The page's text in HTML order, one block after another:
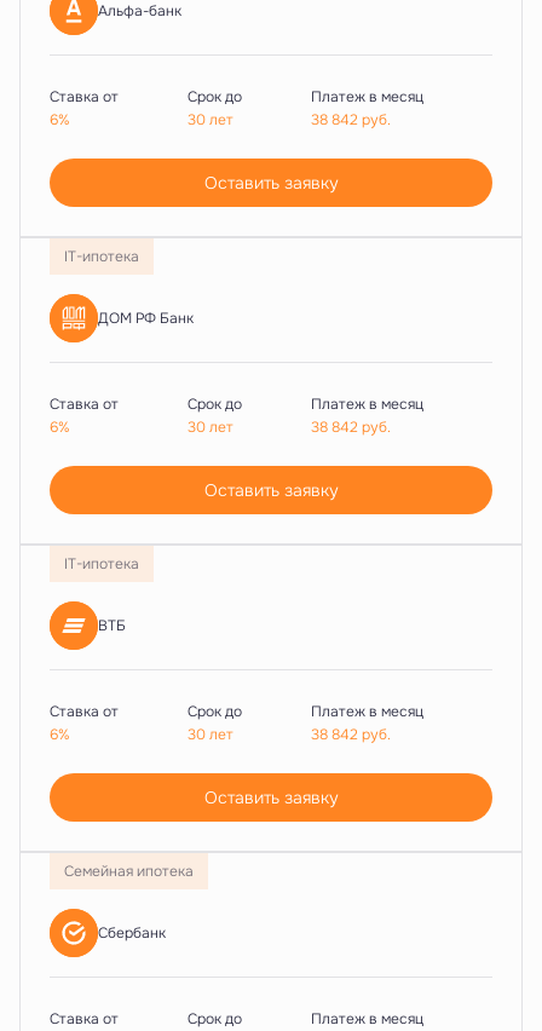
Альфа-банк
Ставка от
6%
Срок до
30 лет
Платеж в месяц
38 842руб.
Оставить заявку
IT-ипотека
ДОМ РФ Банк
Ставка от
6%
Срок до
30 лет
Платеж в месяц
38 842руб.
Оставить заявку
IT-ипотека
ВТБ
Ставка от
6%
Срок до
30 лет
Платеж в месяц
38 842руб.
Оставить заявку
Семейная ипотека
Сбербанк
Ставка от
Срок до
Платеж в месяц